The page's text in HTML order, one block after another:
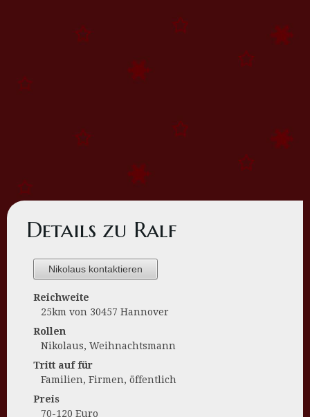
Details zu Ralf
Nikolaus kontaktieren
Reichweite
25km von 30457 Hannover
Rollen
Nikolaus, Weihnachtsmann
Tritt auf für
Familien, Firmen, öffentlich
Preis
70-120 Euro